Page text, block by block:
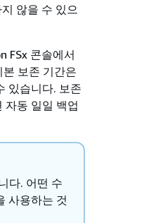
않을 수 있으
FSx 콘솔에서
보존 기간은
있습니다. 보존
자동 일일 백업
다. 어떤 수
사용하는 것